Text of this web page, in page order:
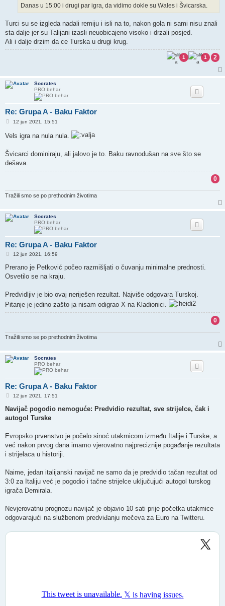
Danas u 15:00 i drugi par igra, da vidimo dokle su Wales i Švicarska.
Turci su se izgleda nadali remiju i isli na to, nakon gola ni sami nisu znali
sta dalje jer su Talijani izasli neuobicajeno visoko i drzali posjed.
Ali i dalje drzim da ce Turska u drugi krug.
2
1
1
Socrates
PRO behar
Re: Grupa A - Baku Faktor
P
s
t
12 jun 2021, 15:51
Vels igra na nula nula.
Švicarci dominiraju, ali jalovo je to. Baku ravnodušan na sve što se
dešava.
0
Tražili smo se po prethodnim životima
Socrates
PRO behar
Re: Grupa A - Baku Faktor
P
s
12 jun 2021, 16:59
Prerano je Petković počeo razmišljati o čuvanju minimalne prednosti.
Osvetilo se na kraju.
Predvidljiv je bio ovaj neriješen rezultat. Najviše odgovara Turskoj.
Pitanje je jedino zašto ja nisam odigrao X na Kladionici.
0
Tražili smo se po prethodnim životima
Socrates
PRO behar
Re: Grupa A - Baku Faktor
P
s
12 jun 2021, 17:51
Navijač pogodio nemoguće: Predvidio rezultat, sve strijelce, čak i
autogol Turske
Evropsko prvenstvo je počelo sinoć utakmicom između Italije i Turske, a
već nakon prvog dana imamo vjerovatno najpreciznije pogađanje rezultata
i strijelaca u historiji.
Naime, jedan italijanski navijač ne samo da je predvidio tačan rezultat od
3:0 za Italiju već je pogodio i tačne strijelce uključujući autogol turskog
igrača Demirala.
Nevjerovatnu prognozu navijač je objavio 10 sati prije početka utakmice
odgovarajući na službenom predviđanju mečeva za Euro na Twitteru.